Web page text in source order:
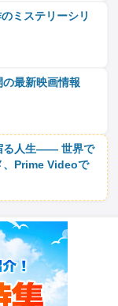
ミステリーシリ
の最新映画情報
る人生―― 世界で
、Prime Videoで